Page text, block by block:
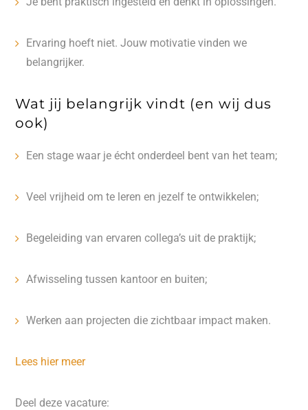
Ervaring hoeft niet. Jouw motivatie vinden we
belangrijker.
Wat jij belangrijk vindt (en wij dus
ook)
Een stage waar je écht onderdeel bent van het team;
Veel vrijheid om te leren en jezelf te ontwikkelen;
Begeleiding van ervaren collega’s uit de praktijk;
Afwisseling tussen kantoor en buiten;
Werken aan projecten die zichtbaar impact maken.
Lees hier meer
Deel deze vacature: